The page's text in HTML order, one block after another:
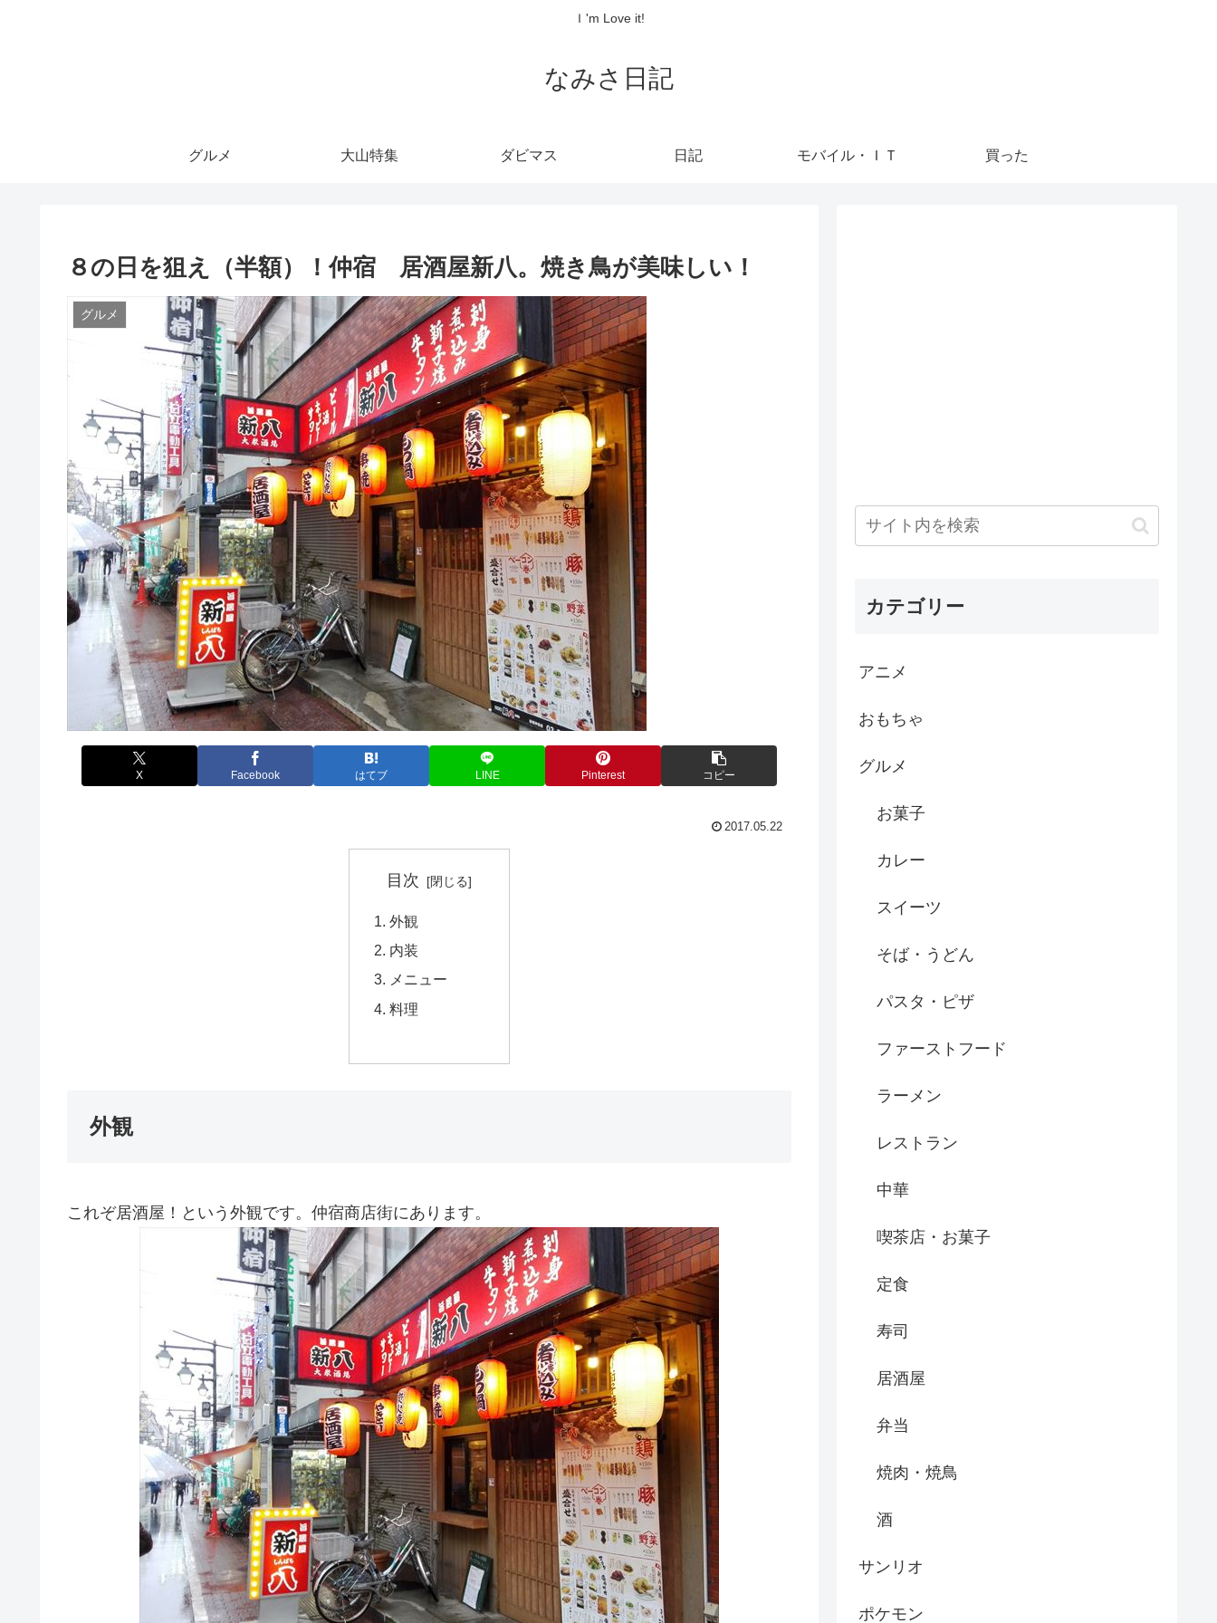
Ｉ'm Love it!
なみさ日記
グルメ 大山特集 ダビマス 日記 モバイル・ＩＴ 買った
８の日を狙え（半額）！仲宿 居酒屋新八。焼き鳥が美味しい！
グルメ
X Facebook はてブ LINE Pinterest コピー
2017.05.22
目次
外観
内装
メニュー
料理
外観
これぞ居酒屋！という外観です。仲宿商店街にあります。
カテゴリー
アニメ
おもちゃ
グルメ
お菓子
カレー
スイーツ
そば・うどん
パスタ・ピザ
ファーストフード
ラーメン
レストラン
中華
喫茶店・お菓子
定食
寿司
居酒屋
弁当
焼肉・焼鳥
酒
サンリオ
ポケモン